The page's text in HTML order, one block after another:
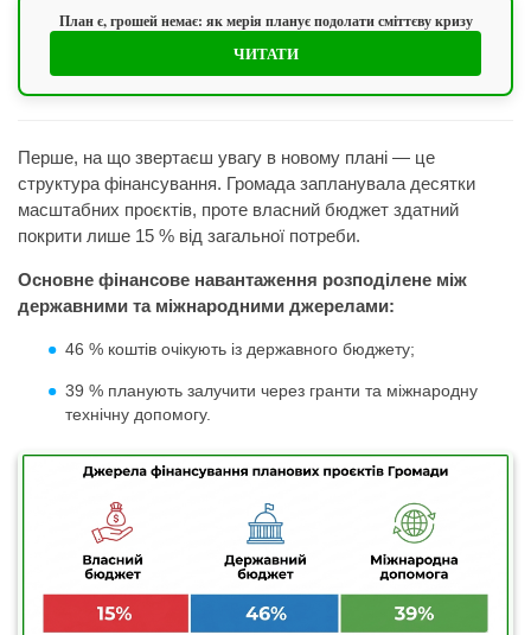
План є, грошей немає: як мерія планує подолати сміттєву кризу
ЧИТАТИ
Перше, на що звертаєш увагу в новому плані — це
структура фінансування. Громада запланувала десятки
масштабних проєктів, проте власний бюджет здатний
покрити лише 15 % від загальної потреби.
Основне фінансове навантаження розподілене між
державними та міжнародними джерелами:
46 % коштів очікують із державного бюджету;
39 % планують залучити через гранти та міжнародну
технічну допомогу.